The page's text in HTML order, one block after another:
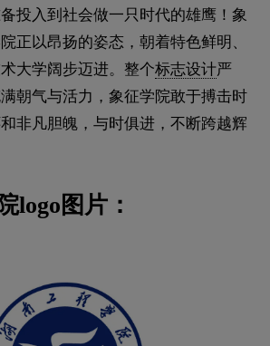
投入到社会做一只时代的雄鹰！象
正以昂扬的姿态，朝着特色鲜明、
大学阔步迈进。整个标志设计严
朝气与活力，象征学院敢于搏击时
非凡胆魄，与时俱进，不断跨越辉
logo图片：